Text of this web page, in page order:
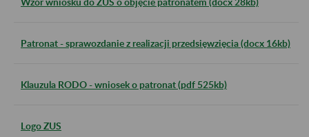
Patronat - sprawozdanie z realizacji przedsięwzięcia (docx 16kb)
Klauzula RODO - wniosek o patronat (pdf 525kb)
Logo ZUS